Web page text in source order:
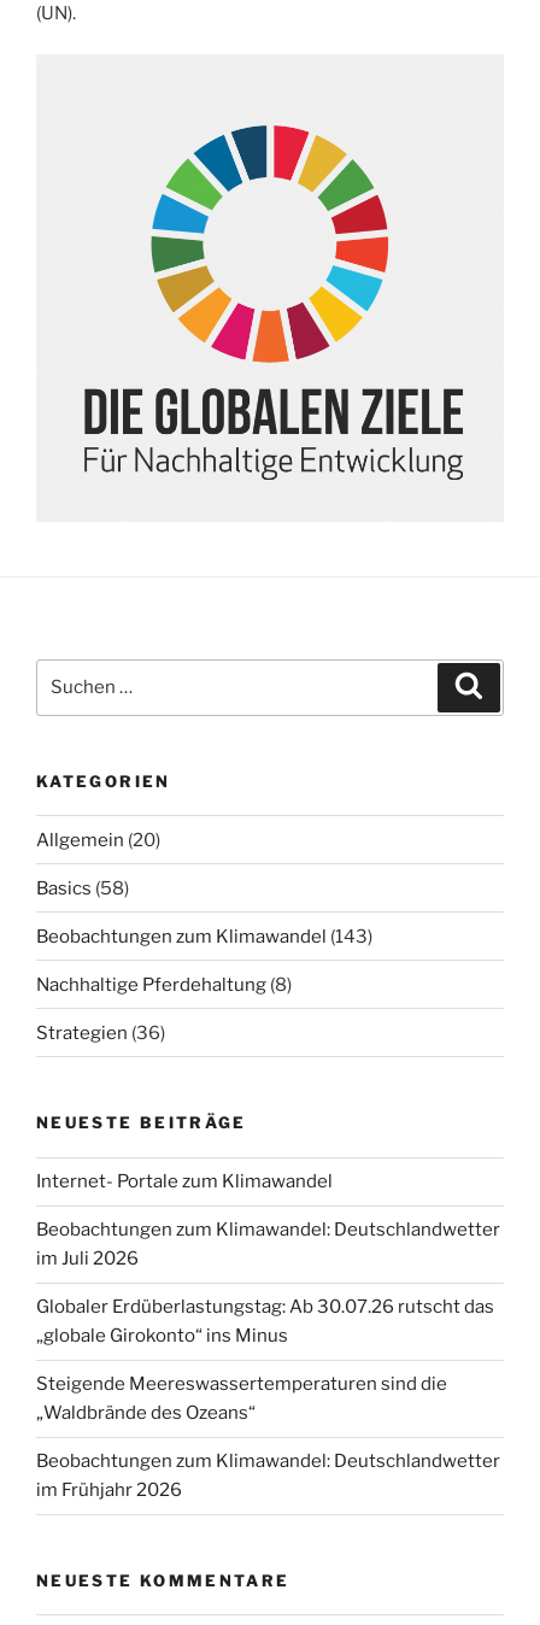
(UN).
nach:
KATEGORIEN
Allgemein (20)
Basics (58)
Beobachtungen zum Klimawandel (143)
Nachhaltige Pferdehaltung (8)
Strategien (36)
NEUESTE BEITRÄGE
Internet- Portale zum Klimawandel
Beobachtungen zum Klimawandel: Deutschlandwetter
im Juli 2026
Globaler Erdüberlastungstag: Ab 30.07.26 rutscht das
„globale Girokonto“ ins Minus
Steigende Meereswassertemperaturen sind die
„Waldbrände des Ozeans“
Beobachtungen zum Klimawandel: Deutschlandwetter
im Frühjahr 2026
NEUESTE KOMMENTARE